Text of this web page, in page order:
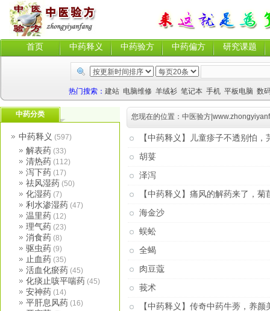
首页 中药释义 中药验方 中药偏方 研究课题
热门搜索： 建站 电脑维修 羊绒衫 笔记本 手机 平板电脑 数
您现在的位置： 中医验方
【中药释义】儿童疹子不透别怕
胡荽
泽泻
【中药释义】痛风的解药来了，
海金沙
蜈蚣
全蝎
肉豆蔻
莪术
【中药释义】传奇中药牛蒡，养
中药分类
中药释义 (597)
解表药 (33)
清热药 (112)
泻下药 (17)
祛风湿药 (50)
化湿药 (7)
利水渗湿药 (47)
温里药 (12)
理气药 (23)
消食药 (8)
驱虫药 (9)
止血药 (35)
活血化瘀药 (45)
化痰止咳平喘药 (45)
安神药 (14)
平肝息风药 (16)